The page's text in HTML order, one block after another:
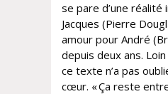
se pare d’une réalité
Jacques (Pierre
amour pour André
depuis deux ans.
ce texte n’a pas
cœur. « Ça reste